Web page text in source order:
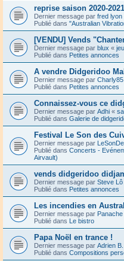
reprise saison 2020-2021
Dernier message par fred lyon
Publié dans "Australian
[VENDU] Vends
Dernier message par blux «
Publié dans Petites annonces
A vendre Didgeridoo
Dernier message par Charly85
Publié dans Petites annonces
Connaissez-vous ce
Dernier message par Adhi «
Publié dans Galerie de
Festival Le Son des
Dernier message par
Publié dans Concerts -
Airvault)
vends didgeridoo
Dernier message par Steve Lô
Publié dans Petites annonces
Les incendies en
Dernier message par Panache
Publié dans Le bistro
Papa Noël en trance !
Dernier message par Adrien B.
Publié dans Compositions